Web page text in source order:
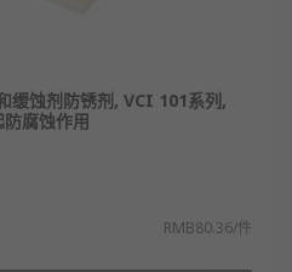
锈剂，如CRC、Cortec
不同规格、型号的产品
用场景需求。
及相关产品，订购现货24
运费。
蚀剂防锈剂, VCI 101系列,
腐蚀作用
RMB80.36/件